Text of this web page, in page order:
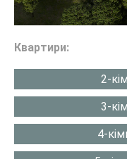
Квартири:
2-
3-
4-